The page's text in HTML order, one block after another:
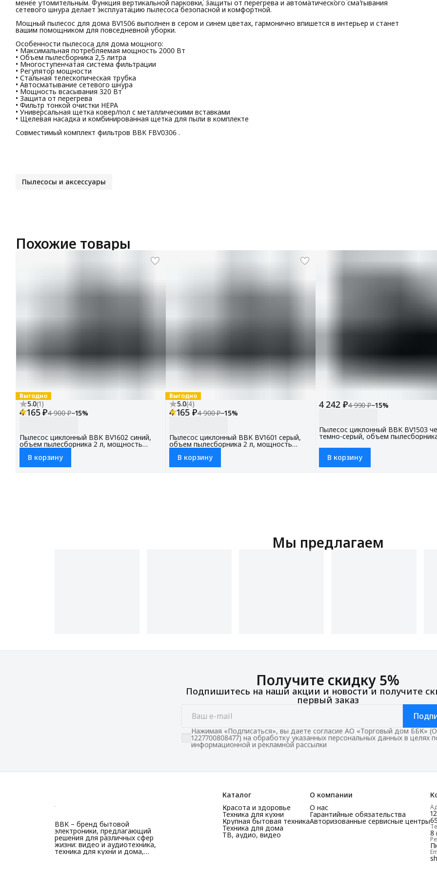
комплекте
Совместимый комплект фильтров BBK FBV0306 .
менее утомительным. Функция вертикальной парковки, защиты от перегрева и автоматического сматывания
сетевого шнура делает эксплуатацию пылесоса безопасной и комфортной.
Мощный пылесос для дома BV1506 выполнен в сером и синем цветах, гармонично впишется в интерьер и станет
вашим помощником для повседневной уборки.
Особенности пылесоса для дома мощного:
• Максимальная потребляемая мощность 2000 Вт
• Объем пылесборника 2,5 литра
• Многоступенчатая система фильтрации
• Регулятор мощности
• Стальная телескопическая трубка
• Автосматывание сетевого шнура
• Мощность всасывания 320 Вт
• Защита от перегрева
• Фильтр тонкой очистки НЕРА
• Универсальная щетка ковер/пол с металлическими вставками
• Щелевая насадка и комбинированная щетка для пыли в комплекте
Совместимый комплект фильтров BBK FBV0306 .
Пылесосы и аксессуары
Похожие товары
Выгодно
5.0(1)
4 165 ₽4 900 ₽−15%
Пылесос циклонный BBK BV1602 синий,
объем пылесборника 2 л, мощность
всасывания 300 Вт, НЕРА фильтр (модель
FBV1601H), 3 насадки в комплекте
В корзину
Выгодно
5.0(4)
4 165 ₽4 900 ₽−15%
Пылесос циклонный BBK BV1601 серый,
объем пылесборника 2 л, мощность
всасывания 300 Вт, НЕРА фильтр (модель
FBV1601H), 3 насадки в комплекте
В корзину
4 242 ₽4 990 ₽−15%
Пылесос циклонный BBK BV1503
темно-серый, объем
мощность всасывания 320 Вт,
фильтров (модель FBV0306), 3
комплекте
В корзину
Мы предлагаем
Получите скидку 5%
Подпишитесь на наши акции и новости и получите
первый заказ
Нажимая «Подписаться», вы даете согласие АО «Торговый дом ББК»
1227700808477) на обработку указанных персональных данных в целях
информационной и рекламной рассылки
BBK – бренд бытовой
электроники, предлагающий
решения для различных сфер
жизни: видео и аудиотехника,
техника для кухни и дома,
красоты и здоровья.
Каталог
Красота и здоровье
Техника для кухни
Крупная бытовая техника
Техника для дома
ТВ, аудио, видео
О компании
О нас
Гарантийные обязательства
Авторизованные сервисные центры
8